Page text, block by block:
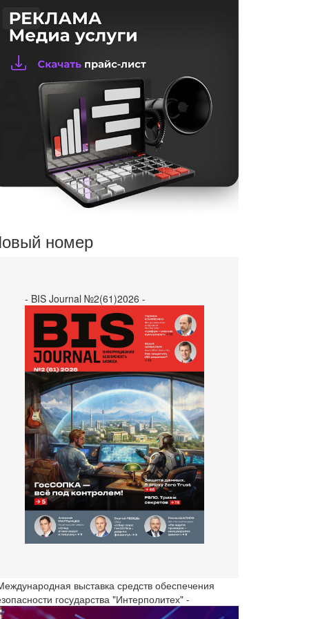
номер
- BIS Journal №2(61)2026 -
выставка средств обеспечения
государства "Интерполитех" -